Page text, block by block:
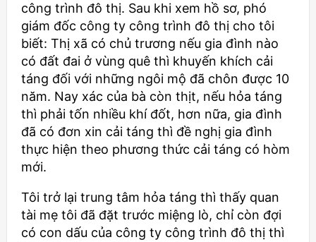
công trình đô thị. Sau khi xem hồ sơ, phó
giám đốc công ty công trình đô thị cho tôi
biết: Thị xã có chủ trương nếu gia đình nào
có đất đai ở vùng quê thì khuyến khích cải
táng đối với những ngôi mộ đã chôn được 10
năm. Nay xác của bà còn thịt, nếu hỏa táng
thì phải tốn nhiều khí đốt, hơn nữa, gia đình
đã có đơn xin cải táng thì đề nghị gia đình
thực hiện theo phương thức cải táng có hòm
mới.
Tôi trở lại trung tâm hỏa táng thì thấy quan
tài mẹ tôi đã đặt trước miệng lò, chỉ còn đợi
có con dấu của công ty công trình đô thị thì